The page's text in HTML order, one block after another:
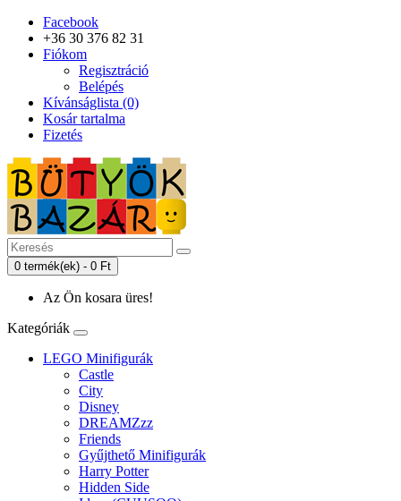
Facebook
+36 30 376 82 31
Fiókom
Regisztráció
Belépés
Kívánságlista (0)
Kosár tartalma
Fizetés
0 termék(ek) - 0 Ft
Az Ön kosara üres!
Kategóriák
LEGO Minifigurák
Castle
City
Disney
DREAMZzz
Friends
Gyűjthető Minifigurák
Harry Potter
Hidden Side